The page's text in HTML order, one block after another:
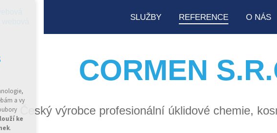
SLUŽBY REFERENCE O NÁS
CORMEN
Český výrobce profesionální úklidové chemie,
a vy
ke
.